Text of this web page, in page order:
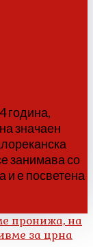
година,
значаен
занимава со
и е посветена